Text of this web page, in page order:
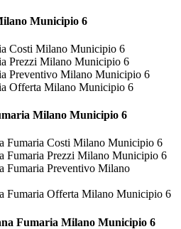
Municipio 6
Costi Milano Municipio 6
Prezzi Milano Municipio 6
Preventivo Milano Municipio 6
Offerta Milano Municipio 6
Milano Municipio 6
Fumaria Costi Milano Municipio 6
Fumaria Prezzi Milano Municipio 6
Fumaria Preventivo Milano
Fumaria Offerta Milano Municipio 6
Fumaria Milano Municipio 6